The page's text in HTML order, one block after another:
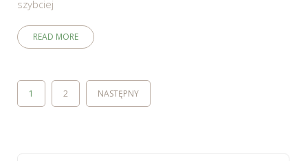
szybciej
READ MORE
1 2 NASTĘPNY